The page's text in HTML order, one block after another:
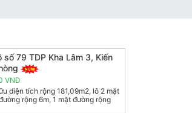
số 79 TDP Kha Lâm 3, Kiến
VNĐ
diện tích rộng 181,09m2, lô 2 mặt
rộng 6m, 1 mặt đường rộng